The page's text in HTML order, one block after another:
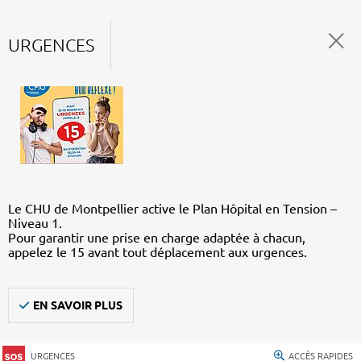
URGENCES
Le CHU de Montpellier active le Plan Hôpital en Tension –
Niveau 1.
Pour garantir une prise en charge adaptée à chacun,
appelez le 15 avant tout déplacement aux urgences.
EN SAVOIR PLUS
URGENCES ACCÈS RAPIDES